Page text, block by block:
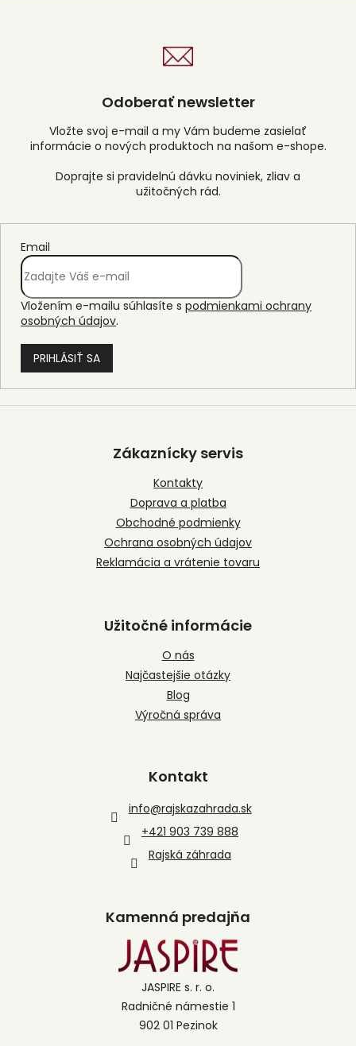
Odoberať newsletter
Vložte svoj e-mail a my Vám budeme zasielať
informácie o nových produktoch na našom e-shope.
Email
Vložením e-mailu súhlasíte s podmienkami ochrany
osobných údajov.
PRIHLÁSIŤ SA
Z
Zákaznícky servis
Kontakty
Doprava a platba
Obchodné podmienky
Ochrana osobných údajov
Reklamácia a vrátenie tovaru
Užitočné informácie
O nás
Najčastejšie otázky
Blog
Výročná správa
Kontakt
info@rajskazahrada.sk
+421 903 739 888
Rajská záhrada
Kamenná predajňa
JASPIRE s. r. o.
Radničné námestie 1
902 01 Pezinok